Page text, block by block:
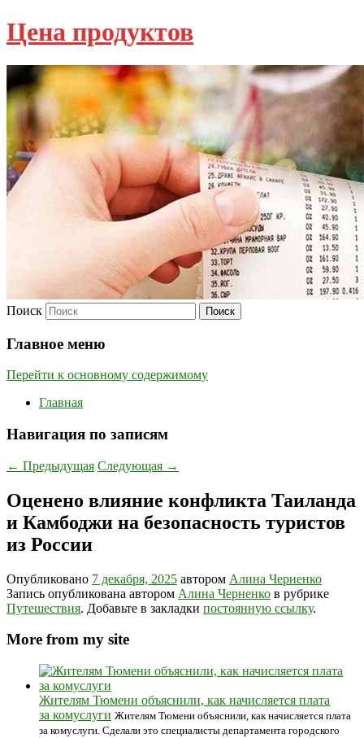
Цена продуктов
Поиск
Главное меню
Перейти к основному содержимому
Главная
Навигация по записям
← Предыдущая Следующая →
Оценено влияние конфликта Таиланда
и Камбоджи на безопасность туристов
из России
Опубликовано 7 декабря, 2025 автором Алина Черненко
Запись опубликована автором Алина Черненко в рубрике
Путешествия. Добавьте в закладки постоянную ссылку.
More from my site
Жителям Тюмени объяснили, как начисляется плата
за комуслуги Жителям Тюмени объяснили, как начисляется плата
за комуслуги. Сделали это специалисты департамента городского